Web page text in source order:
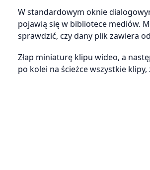
W standardowym oknie
pojawią się w bibliotece mediów.
sprawdzić, czy dany plik zawiera
Złap miniaturę klipu wideo, a
po kolei na ścieżce wszystkie klipy,